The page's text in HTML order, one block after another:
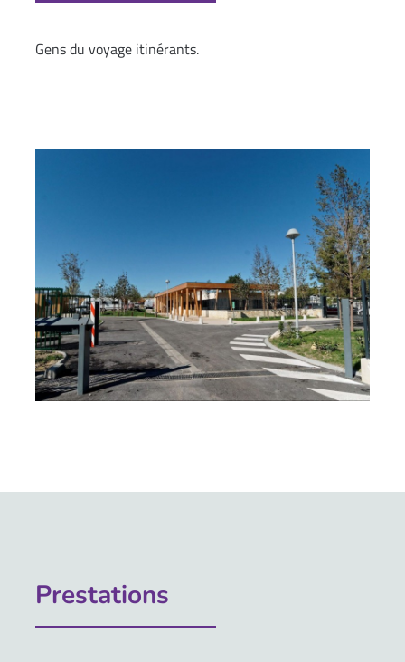
Gens du voyage itinérants.
Prestations